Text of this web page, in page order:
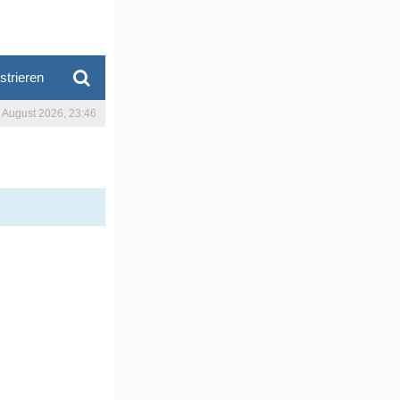
August 2026, 23:46